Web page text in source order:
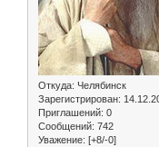
Откуда: Челябинск
Зарегистрирован:
Приглашений: 0
Сообщений: 742
Уважение: [+8/-0]